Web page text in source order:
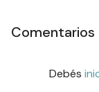
Comentarios
Debés